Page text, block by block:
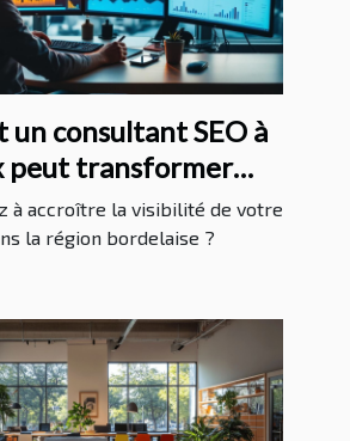
un consultant SEO à
peut transformer
locale
à accroître la visibilité de votre
la région bordelaise ?